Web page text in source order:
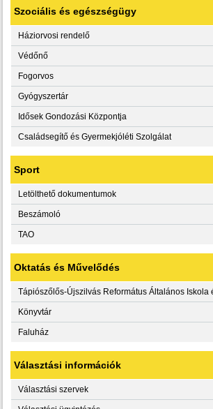
Szociális és egészségügy
Háziorvosi rendelő
Védőnő
Fogorvos
Gyógyszertár
Idősek Gondozási Központja
Családsegítő és Gyermekjóléti Szolgálat
Sport
Letölthető dokumentumok
Beszámoló
TAO
Oktatás és Művelődés
Tápiószőlős-Újszilvás Református Általános Iskola
Könyvtár
Faluház
Választási információk
Választási szervek